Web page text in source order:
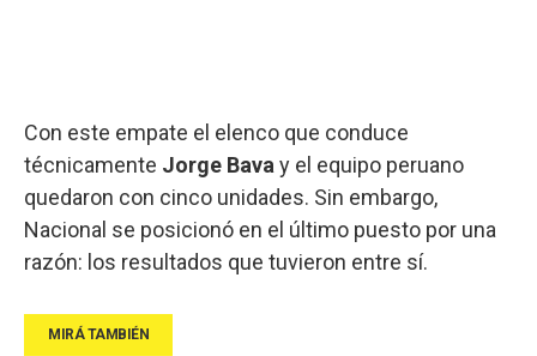
Con este empate el elenco que conduce
técnicamente Jorge Bava y el equipo peruano
quedaron con cinco unidades. Sin embargo,
Nacional se posicionó en el último puesto por una
razón: los resultados que tuvieron entre sí.